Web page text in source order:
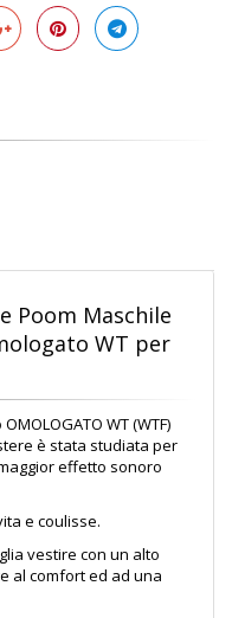
Poom Maschile
WT per
WT (WTF)
è stata studiata per
effetto sonoro
e coulisse.
vestire con un alto
al comfort ed ad una